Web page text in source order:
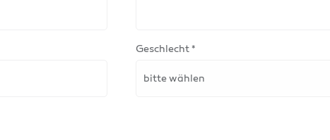
Geschlecht *
bitte wählen